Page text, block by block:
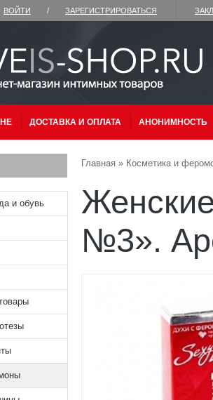
ВОЙТИ / ЗАРЕГИСТРИРОВАТЬСЯ
ДОСТАВКА И ОПЛАТА АНОНИМНОСТЬ
и обувь
Главная » Косметика и
№3».